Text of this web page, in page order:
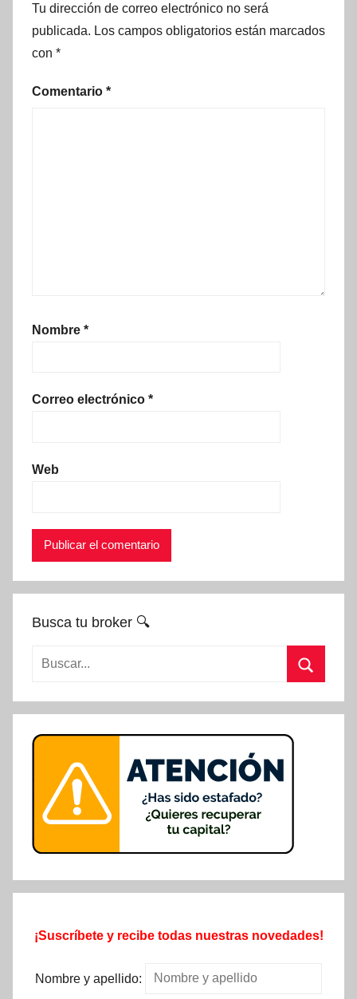
Tu dirección de correo electrónico no será
publicada. Los campos obligatorios están marcados
con *
Comentario *
Nombre *
Correo electrónico *
Web
Busca tu broker 🔍
Buscar:
¡Suscríbete y recibe todas nuestras novedades!
Nombre y apellido: